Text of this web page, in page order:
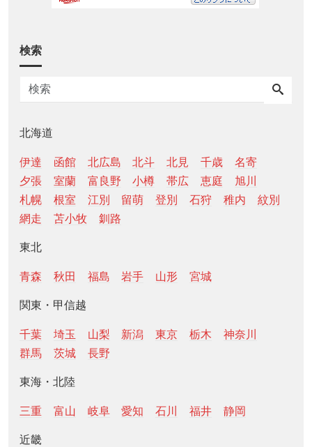
検索
北海道
伊達 函館 北広島 北斗 北見 千歳
名寄
夕張
室蘭 富良野 小樽 帯広 恵庭
旭川
札幌
根室 江別 留萌 登別 石狩 稚内
紋別
網走
苫小牧 釧路
東北
青森 秋田 福島 岩手 山形 宮城
関東・甲信越
千葉 埼玉 山梨 新潟 東京 栃木
神奈川
群馬
茨城 長野
東海・北陸
三重 富山 岐阜 愛知 石川 福井 静岡
近畿